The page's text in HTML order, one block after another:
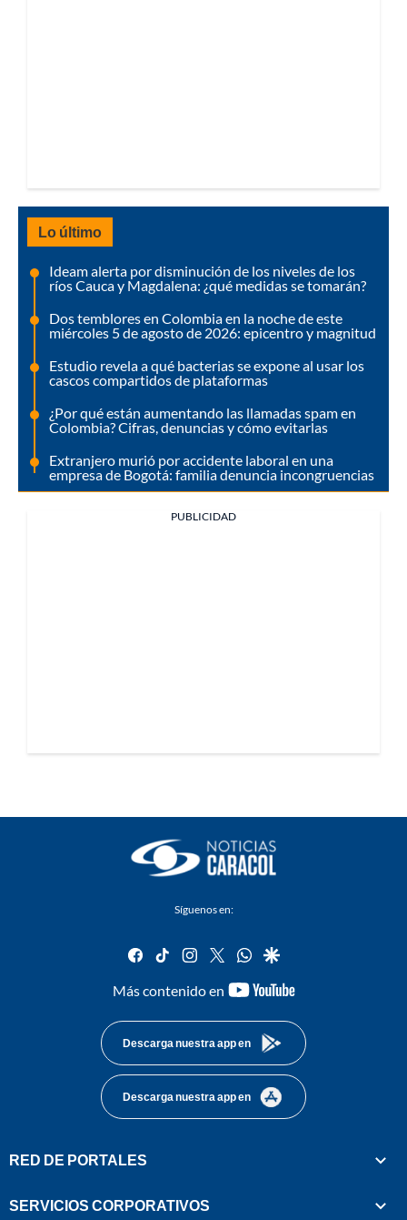
Lo último
Ideam alerta por disminución de los niveles de los
ríos Cauca y Magdalena: ¿qué medidas se tomarán?
Dos temblores en Colombia en la noche de este
miércoles 5 de agosto de 2026: epicentro y magnitud
Estudio revela a qué bacterias se expone al usar los
cascos compartidos de plataformas
¿Por qué están aumentando las llamadas spam en
Colombia? Cifras, denuncias y cómo evitarlas
Extranjero murió por accidente laboral en una
empresa de Bogotá: familia denuncia incongruencias
PUBLICIDAD
Síguenos en:
facebook
tiktok instagram
twitterwhatsapp
google
Más contenido en
youtube-
Descarga nuestra app en
Descarga nuestra app en
RED DE PORTALES
SERVICIOS CORPORATIVOS